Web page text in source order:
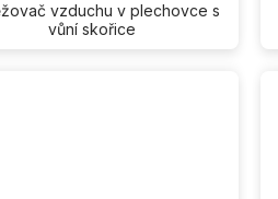
vzduchu v plechovce s
vůní skořice